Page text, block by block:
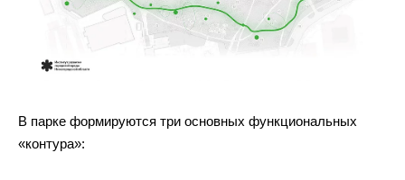
В парке формируются три основных функциональных
«контура»: